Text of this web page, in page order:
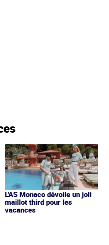
L'AS Monaco dévoile un joli
maillot third pour les
vacances